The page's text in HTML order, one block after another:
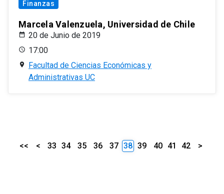
Finanzas
Marcela Valenzuela, Universidad de Chile
20 de Junio de 2019
17:00
Facultad de Ciencias Económicas y
Administrativas UC
<< < 33 34 35 36 37 38 39 40 41 42 >